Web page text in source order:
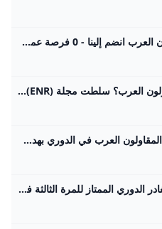
وظائف خالية في المقاولون العرب انضم إلينا - 0 فرصة عمل اليوم فرص توظيف مميزة مع المقاولون العرب. نحن نوفر 0 وظيفة خالية في مجالات مختلفة مثل (التشييد والبناء). انضم إلى موظفينا وابدأ مستقبلك المهني اليوم! سوف يظهر هنا قائمة بأحدث الوظائف وظائف اعمال ادارية وظائف تسويق ومبيعات وظائف مالية وقانونية وظائف سياحة وضيافة وظائف التشييد والبناء وظائف خدمات وظائف حرف وظائف صناعة وزراعة وظائف قيادة وتوصيل وظائف تكنولوجيا معلومات واتصالات وظائف عمارة وهندسة وظائف طب وصيدلة وظائف تربية وتعليم وظائف خالية فى كل المجالات
ما هي شركة المقاولون العرب؟ سلطت مجلة Engineering News-Record (ENR) الأمريكية، المتخصصة في أخبار قطاع الإنشاءات العالمي، الضوء على النجاحات الدولية المتواصلة لشركة المقاولون العرب، حيث تمكنت الشركة من الصعود إلى المركز 93 عالميًا ضمن قائمة أكبر 250 مقاولًا دوليًا، وفقًا لتصنيف المجلة لعام 2025.6 hari yang lalu
الوطن سبورت بتروجت يفوز على المقاولون العرب في الدوري بهدف نظيف تلقى المقاولون العرب الهزيمة أمام نادي بتروجت، بنتيجة هدف نظيف، في اللقاء الذي جمع الفريقين، ضمن مباريات الجولة الرابعة من مسابقة دوري نايل للمحترفين د. أحمد محمود رئيس التحرير: مصطفى عمار د.أحمد محمود رئيس التحرير: مصطفى عمار اللقاء بدأ بضغط مبكر من جانب نادي بتروجت، وذلك من أجل تسجيل الهدف الأول في شباك المقاولون العرب وخطف النقاط الثلاث من اللقاء، وسط تمركز من جانب لاعبي «الذئاب» في وسط الملعب. ولم ينجح لاعبو الفريقين في تسجيل أي هدف خلال مجريات الشوط الأول من اللقاء، لينتهي الشوط بالتعادل السلبي بين بتروجت والمقاولون العرب.
الوداع الحزين.. المقاولون العرب يغادر الدوري الممتاز للمرة الثالثة في تاريخه المصري اليوم ودع نادي المقاولون العرب مسابقه الدوري الممتاز، للمرة الثالثة في تاريخه منذ صعوده للمرة الأولى موسم 1978-1979، عقب التعادل مع الإسماعيلي بهدف لكل منهما في المباراة التي أقيمت مساء اليوم، الثلاثاء، ضمن مواجهات الجولة الـ 33 بالدوري المصري. <p… الثلاثاء 13-08-2024 23:22 | كتب: محمد قابيل | المقاولون العرب تصوير : آخرون ودع نادي المقاولون العرب مسابقه الدوري الممتاز، للمرة الثالثة في تاريخه منذ صعوده للمرة الأولى موسم 1978-1979، عقب التعادل مع الإسماعيلي بهدف لكل منهما في المباراة التي أقيمت مساء اليوم، الثلاثاء، ضمن مواجهات الجولة الـ 33 بالدوري المصري.